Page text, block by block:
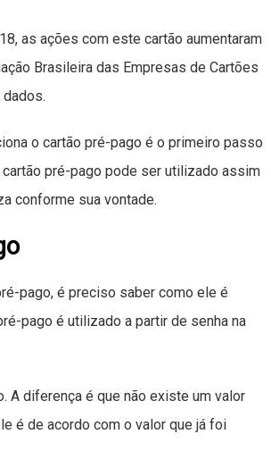
as ações com este cartão aumentaram
Brasileira das Empresas de Cartões
o cartão pré-pago é o primeiro passo
pré-pago pode ser utilizado assim
conforme sua vontade.
pago, é preciso saber como ele é
pago é utilizado a partir de senha na
A diferença é que não existe um valor
é de acordo com o valor que já foi